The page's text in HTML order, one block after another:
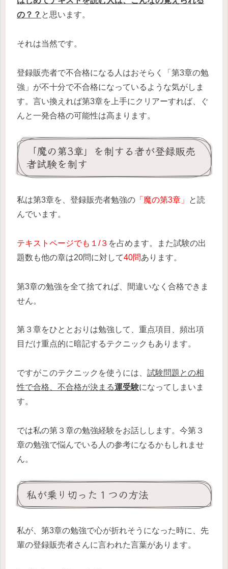
の？？ と思います。
それは当然です。
登録販売者で不合格になる人はおそらく「第3章の勉
強」が不十分で不合格になっているような気がしま
す。言い換えれば第3章を上手にクリアーすれば、ぐ
んと一発合格の可能性は高まります。
「魔の第3章」を制する者が登録販売
者試験を制す
私は第3章を、登録販売者勉強の 「魔の第3章」
と読
んでいます。
テキストページでも１/３ を占めます。また試験の出
題数も他の章は20問に対して40問あります。
第3章の勉強を全て捨てれば、間違いなく合格できま
せん。
第３章をひととおりは勉強して、重点項目、頻出項
目だけ重点的に暗記するテクニックもあります。
ですがこのテクニックを使うには、 試験問題との相
性で合格、不合格が決まる運受験になってしまいま
す。
では私の第３章の勉強経験をお話しします。今第３
章の勉強で悩んでいる人の参考になるかもしれませ
ん。
私が乗り切った１つの方法
私が、第3章の勉強で心が折れそうになった時に、先
輩の登録販売者さんに言われた言葉があります。